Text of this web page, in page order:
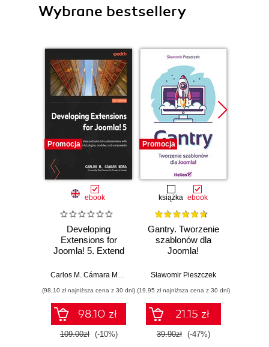
Wybrane bestsellery
Promocja
ebook
Developing
Extensions for
Joomla! 5. Extend
rich customizations
plugins, modules,
and components
Carlos M. Cámara Mora Brian Teeman
(98,10 zł najniższa cena z 30 dni)
98.10 zł
109.00zł (-10%)
Promocja
książka ebook
Gantry. Tworzenie
szablonów dla
Joomla!
Sławomir Pieszczek
(19,95 zł najniższa cena z 30 dni)
21.15 zł
39.90zł (-47%)